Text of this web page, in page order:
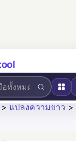
> แปลงความยาว >